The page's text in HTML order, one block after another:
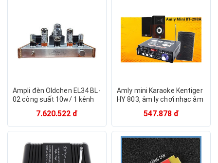
Ampli đèn Oldchen EL34 BL-
02 công suất 10w/ 1 kênh
- mê hoặc lòng người AnZ
7.620.522 đ
Amly mini Karaoke Kentiger
HY 803, âm ly chơi nhạc âm
khẩu - Freeship - Bảo hành
uy tín
547.878 đ